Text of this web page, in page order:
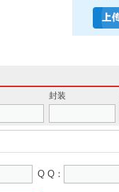
封装
Q Q：